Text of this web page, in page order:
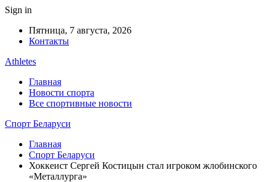
Sign in
Пятница, 7 августа, 2026
Контакты
Athletes
Главная
Новости спорта
Все спортивные новости
Спорт Беларуси
Главная
Спорт Беларуси
Хоккеист Сергей Костицын стал игроком жлобинского
«Металлурга»